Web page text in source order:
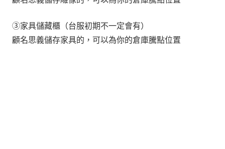
③家具儲藏櫃（台服初期不一定會有）
顧名思義儲存家具的，可以為你的倉庫騰點位置